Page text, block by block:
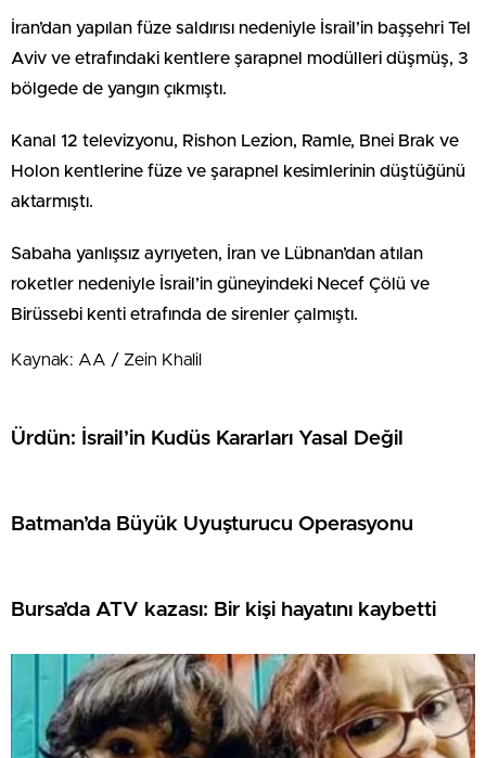
İran’dan yapılan füze saldırısı nedeniyle İsrail’in başşehri Tel
Aviv ve etrafındaki kentlere şarapnel modülleri düşmüş, 3
bölgede de yangın çıkmıştı.
Kanal 12 televizyonu, Rishon Lezion, Ramle, Bnei Brak ve
Holon kentlerine füze ve şarapnel kesimlerinin düştüğünü
aktarmıştı.
Sabaha yanlışsız ayrıyeten, İran ve Lübnan’dan atılan
roketler nedeniyle İsrail’in güneyindeki Necef Çölü ve
Birüssebi kenti etrafında de sirenler çalmıştı.
Kaynak: AA / Zein Khalil
Ürdün: İsrail’in Kudüs Kararları Yasal Değil
Batman’da Büyük Uyuşturucu Operasyonu
Bursa’da ATV kazası: Bir kişi hayatını kaybetti